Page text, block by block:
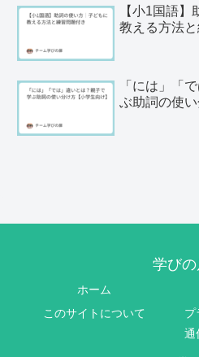
【小1国語
教える方法
「には」「
ぶ助詞の使
学び
ホーム
このサイトについて
プ
通